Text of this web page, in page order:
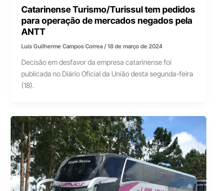
Catarinense Turismo/Turissul tem pedidos
para operação de mercados negados pela
ANTT
Luís Guilherme Campos Correa/18 de março de 2024
Decisão em desfavor da empresa catarinense foi
publicada no Diário Oficial da União desta segunda-feira
(18).